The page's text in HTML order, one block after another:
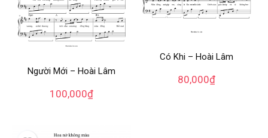
Người Mới – Hoài Lâm
100,000₫
Có Khi – Hoài Lâm
80,000₫